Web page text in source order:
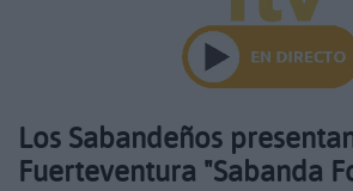
Los Sabandeños
Fuerteventura "Sabanda